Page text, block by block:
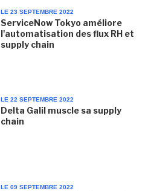
LE 23 SEPTEMBRE 2022
ServiceNow Tokyo améliore
l'automatisation des flux RH et
supply chain
LE 22 SEPTEMBRE 2022
Delta Galil muscle sa supply
chain
LE 09 SEPTEMBRE 2022